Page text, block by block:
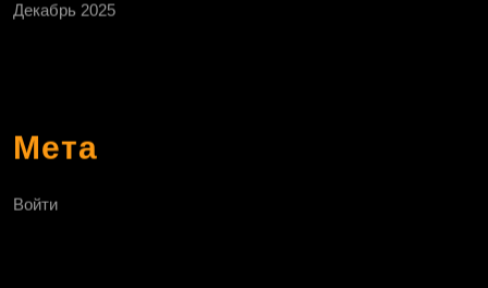
Декабрь 2025
Мета
Войти